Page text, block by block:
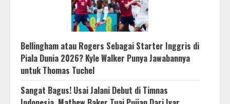
Bellingham atau Rogers Sebagai Starter Inggris di
Piala Dunia 2026? Kyle Walker Punya Jawabannya
untuk Thomas Tuchel
Sangat Bagus! Usai Jalani Debut di Timnas